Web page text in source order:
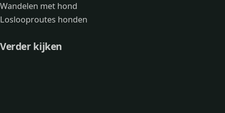
Wandelen met hond
Loslooproutes honden
Verder kijken